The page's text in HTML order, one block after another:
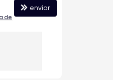
de
enviar